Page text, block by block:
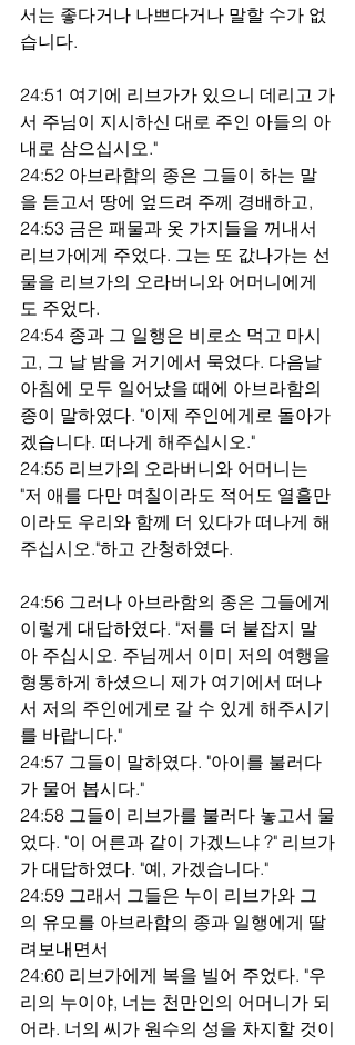
서는 좋다거나 나쁘다거나 말할 수가 없
습니다.
24:51 여기에 리브가가 있으니 데리고 가
서 주님이 지시하신 대로 주인 아들의 아
내로 삼으십시오."
24:52 아브라함의 종은 그들이 하는 말
을 듣고서 땅에 엎드려 주께 경배하고,
24:53 금은 패물과 옷 가지들을 꺼내서
리브가에게 주었다. 그는 또 값나가는 선
물을 리브가의 오라버니와 어머니에게
도 주었다.
24:54 종과 그 일행은 비로소 먹고 마시
고, 그 날 밤을 거기에서 묵었다. 다음날
아침에 모두 일어났을 때에 아브라함의
종이 말하였다. "이제 주인에게로 돌아가
겠습니다. 떠나게 해주십시오."
24:55 리브가의 오라버니와 어머니는
"저 애를 다만 며칠이라도 적어도 열흘만
이라도 우리와 함께 더 있다가 떠나게 해
주십시오."하고 간청하였다.
24:56 그러나 아브라함의 종은 그들에게
이렇게 대답하였다. "저를 더 붙잡지 말
아 주십시오. 주님께서 이미 저의 여행을
형통하게 하셨으니 제가 여기에서 떠나
서 저의 주인에게로 갈 수 있게 해주시기
를 바랍니다."
24:57 그들이 말하였다. "아이를 불러다
가 물어 봅시다."
24:58 그들이 리브가를 불러다 놓고서 물
었다. "이 어른과 같이 가겠느냐 ?" 리브가
가 대답하였다. "예, 가겠습니다."
24:59 그래서 그들은 누이 리브가와 그
의 유모를 아브라함의 종과 일행에게 딸
려보내면서
24:60 리브가에게 복을 빌어 주었다. "우
리의 누이야, 너는 천만인의 어머니가 되
어라. 너의 씨가 원수의 성을 차지할 것이